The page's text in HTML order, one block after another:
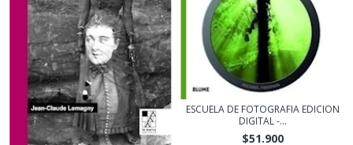
ESCUELA DE FOTOGRAFIA EDICION
DIGITAL -...
$51.900